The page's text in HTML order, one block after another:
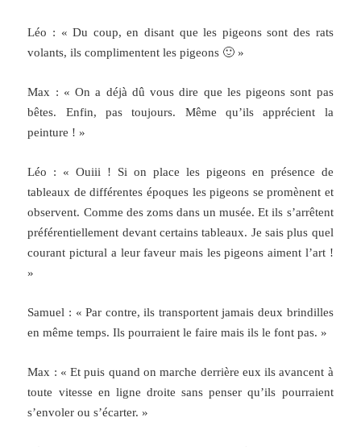
Léo : « Du coup, en disant que les pigeons sont des rats
volants, ils complimentent les pigeons 🙂 »
Max : « On a déjà dû vous dire que les pigeons sont pas
bêtes. Enfin, pas toujours. Même qu’ils apprécient la
peinture ! »
Léo : « Ouiii ! Si on place les pigeons en présence de
tableaux de différentes époques les pigeons se promènent et
observent. Comme des zoms dans un musée. Et ils s’arrêtent
préférentiellement devant certains tableaux. Je sais plus quel
courant pictural a leur faveur mais les pigeons aiment l’art !
»
Samuel : « Par contre, ils transportent jamais deux brindilles
en même temps. Ils pourraient le faire mais ils le font pas. »
Max : « Et puis quand on marche derrière eux ils avancent à
toute vitesse en ligne droite sans penser qu’ils pourraient
s’envoler ou s’écarter. »